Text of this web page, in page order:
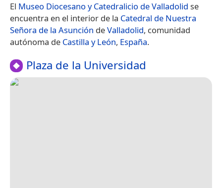
El Museo Diocesano y Catedralicio de Valladolid se
encuentra en el interior de la Catedral de Nuestra
Señora de la Asunción deValladolid, comunidad
autónoma de Castilla y León, España.
Plaza de la Universidad